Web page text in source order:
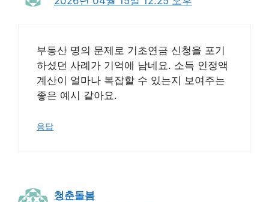
부동산 명의 문제로 기초연금 신청을 포기
하셨던 사례가 기억에 남네요. 소득 인정액
계산이 얼마나 복잡할 수 있는지 보여주는
좋은 예시 같아요.
응답
청춘돌봄